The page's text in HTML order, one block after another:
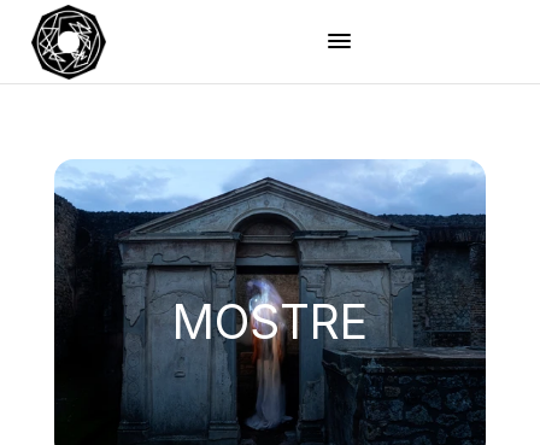
MOSTRE